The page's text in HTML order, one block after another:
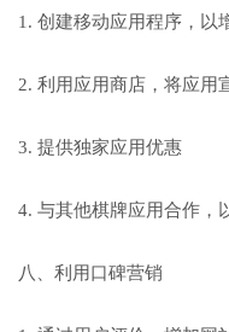
1. 创建移动应用程序，以
2. 利用应用商店，将应用
3. 提供独家应用优惠
4. 与其他棋牌应用合作，
八、利用口碑营销